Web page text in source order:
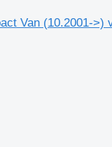
Van (10.2001->)